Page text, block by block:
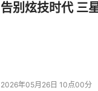
告别炫技时代 三
2026年05月26日 10点00分